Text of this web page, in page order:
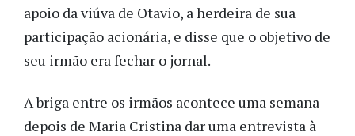
apoio da viúva de Otavio, a herdeira de sua
participação acionária, e disse que o objetivo de
seu irmão era fechar o jornal.
A briga entre os irmãos acontece uma semana
depois de Maria Cristina dar uma entrevista à